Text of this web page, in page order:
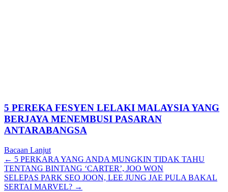
5 PEREKA FESYEN LELAKI MALAYSIA YANG
BERJAYA MENEMBUSI PASARAN
ANTARABANGSA
Bacaan Lanjut
Posts
navigation
← 5 PERKARA YANG ANDA MUNGKIN TIDAK TAHU
TENTANG BINTANG ‘CARTER’, JOO WON
SELEPAS PARK SEO JOON, LEE JUNG JAE PULA BAKAL
SERTAI MARVEL? →